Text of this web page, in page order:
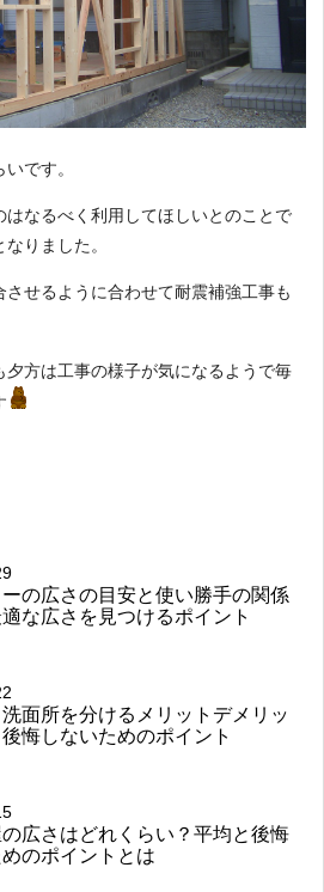
です。
はなるべく利用してほしいとのことで
りました。
せるように合わせて耐震補強工事も
夕方は工事の様子が気になるようで毎
の広さの目安と使い勝手の関係
な広さを見つけるポイント
面所を分けるメリットデメリッ
後悔しないためのポイント
広さはどれくらい？平均と後悔
のポイントとは